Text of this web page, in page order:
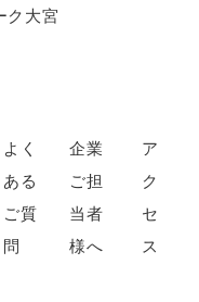
よく
ある
ご質
問
企業
ご担
当者
様へ
ア
ク
セ
ス